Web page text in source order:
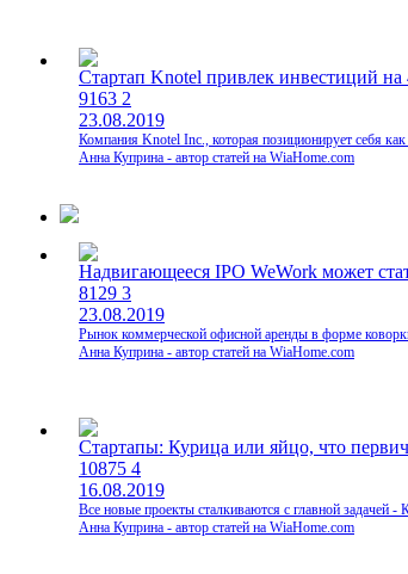
Стартап Knotel привлек инвестиций
9163 2
23.08.2019
Компания Knotel Inc., которая позиционирует себя
Анна Куприна - автор статей на WiaHome.com
Надвигающееся IPO WeWork может
8129 3
23.08.2019
Рынок коммерческой офисной аренды в форме
Анна Куприна - автор статей на WiaHome.com
Стартапы: Курица или яйцо, что
10875 4
16.08.2019
Все новые проекты сталкиваются с главной
Анна Куприна - автор статей на WiaHome.com